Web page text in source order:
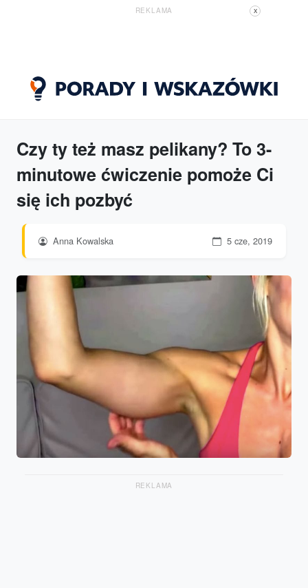
REKLAMA X
Czy ty też masz pelikany? To 3-
minutowe ćwiczenie pomoże Ci
się ich pozbyć
Anna Kowalska 5 cze, 2019
REKLAMA